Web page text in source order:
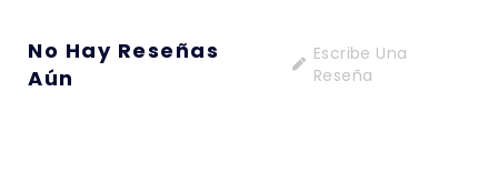
No Hay Reseñas
Aún
Escribe Una
Reseña